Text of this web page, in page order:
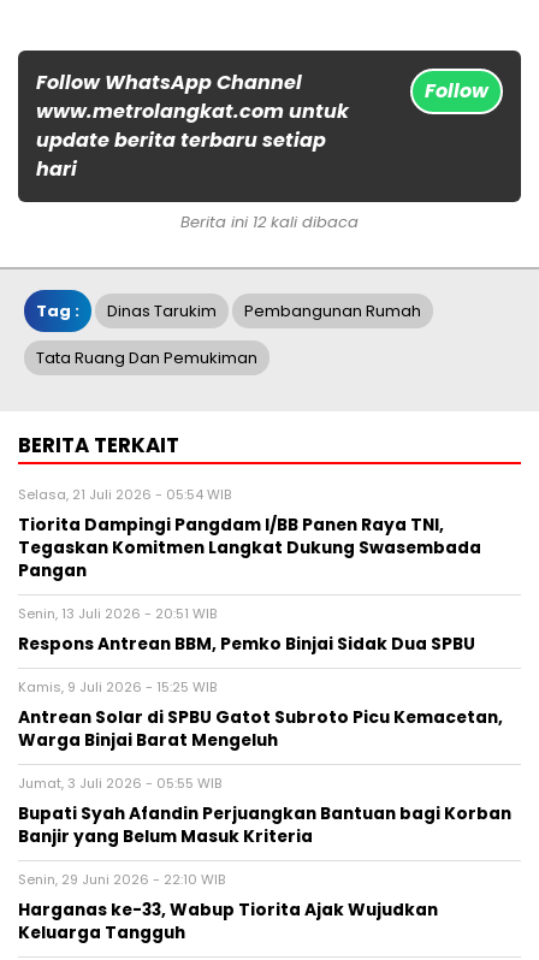
Follow WhatsApp Channel
www.metrolangkat.com untuk
update berita terbaru setiap
hari
Follow
Berita ini 12 kali dibaca
Tag : Dinas Tarukim Pembangunan Rumah
Tata Ruang Dan Pemukiman
BERITA TERKAIT
Selasa, 21 Juli 2026 - 05:54 WIB
Tiorita Dampingi Pangdam I/BB Panen Raya TNI,
Tegaskan Komitmen Langkat Dukung Swasembada
Pangan
Senin, 13 Juli 2026 - 20:51 WIB
Respons Antrean BBM, Pemko Binjai Sidak Dua SPBU
Kamis, 9 Juli 2026 - 15:25 WIB
Antrean Solar di SPBU Gatot Subroto Picu Kemacetan,
Warga Binjai Barat Mengeluh
Jumat, 3 Juli 2026 - 05:55 WIB
Bupati Syah Afandin Perjuangkan Bantuan bagi Korban
Banjir yang Belum Masuk Kriteria
Senin, 29 Juni 2026 - 22:10 WIB
Harganas ke-33, Wabup Tiorita Ajak Wujudkan
Keluarga Tangguh